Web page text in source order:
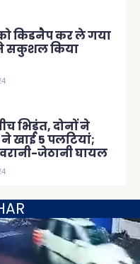
को किडनैप कर ले गया
सकुशल किया
भिड़ंत, दोनों ने
खाई 5 पलटियां;
देवरानी-जेठानी घायल